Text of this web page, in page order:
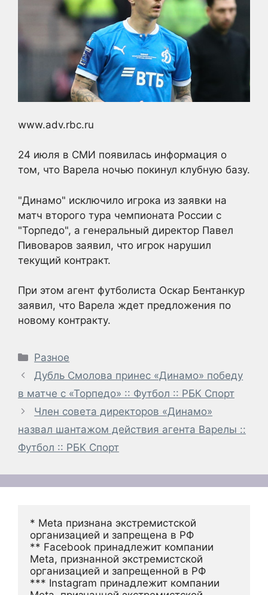
www.adv.rbc.ru
24 июля в СМИ появилась информация о
том, что Варела ночью покинул клубную базу.
"Динамо" исключило игрока из заявки на
матч второго тура чемпионата России с
"Торпедо", а генеральный директор Павел
Пивоваров заявил, что игрок нарушил
текущий контракт.
При этом агент футболиста Оскар Бентанкур
заявил, что Варела ждет предложения по
новому контракту.
Рубрики
Разное
Дубль Смолова принес «Динамо» победу
в матче с «Торпедо» :: Футбол :: РБК Спорт
Член совета директоров «Динамо»
назвал шантажом действия агента Варелы ::
Футбол :: РБК Спорт
* Meta признана экстремистской
организацией и запрещена в РФ
** Facebook принадлежит компании
Meta, признанной экстремистской
организацией и запрещенной в РФ
*** Instagram принадлежит компании